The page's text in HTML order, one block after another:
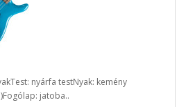
nyárfa testNyak: kemény
jatoba..